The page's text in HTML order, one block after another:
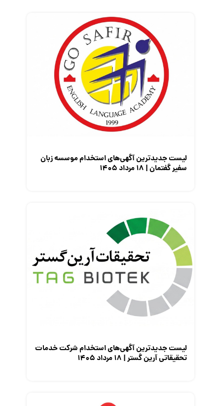
گزارش‌های آماری
مصاحبه شغلی
معرفی شرکت ها
معرفی متخصصان منابع انسانی
لیست جدیدترین آگهی‌های استخدام موسسه زبان
سفیر گفتمان | ۱۸ مرداد ۱۴۰۵
لیست جدیدترین آگهی‌های استخدام شرکت خدمات
تحقیقاتی آرین گستر | ۱۸ مرداد ۱۴۰۵